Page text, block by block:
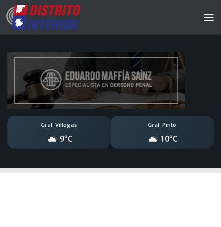
Gral. Villegas
9°C
Gral. Pinto
10°C